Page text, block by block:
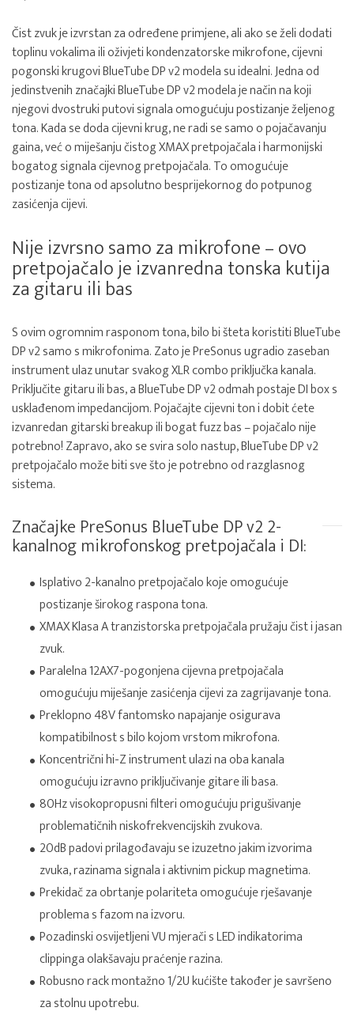
Čist zvuk je izvrstan za određene primjene, ali ako se želi dodati
toplinu vokalima ili oživjeti kondenzatorske mikrofone, cijevni
pogonski krugovi BlueTube DP v2 modela su idealni. Jedna od
jedinstvenih značajki BlueTube DP v2 modela je način na koji
njegovi dvostruki putovi signala omogućuju postizanje željenog
tona. Kada se doda cijevni krug, ne radi se samo o pojačavanju
gaina, već o miješanju čistog XMAX pretpojačala i harmonijski
bogatog signala cijevnog pretpojačala. To omogućuje
postizanje tona od apsolutno besprijekornog do potpunog
zasićenja cijevi.
Nije izvrsno samo za mikrofone – ovo
pretpojačalo je izvanredna tonska kutija
za gitaru ili bas
S ovim ogromnim rasponom tona, bilo bi šteta koristiti BlueTube
DP v2 samo s mikrofonima. Zato je PreSonus ugradio zaseban
instrument ulaz unutar svakog XLR combo priključka kanala.
Priključite gitaru ili bas, a BlueTube DP v2 odmah postaje DI box s
usklađenom impedancijom. Pojačajte cijevni ton i dobit ćete
izvanredan gitarski breakup ili bogat fuzz bas – pojačalo nije
potrebno! Zapravo, ako se svira solo nastup, BlueTube DP v2
pretpojačalo može biti sve što je potrebno od razglasnog
sistema.
Značajke PreSonus BlueTube DP v2 2-
kanalnog mikrofonskog pretpojačala i DI:
Isplativo 2-kanalno pretpojačalo koje omogućuje
postizanje širokog raspona tona.
XMAX Klasa A tranzistorska pretpojačala pružaju čist i jasan
zvuk.
Paralelna 12AX7-pogonjena cijevna pretpojačala
omogućuju miješanje zasićenja cijevi za zagrijavanje tona.
Preklopno 48V fantomsko napajanje osigurava
kompatibilnost s bilo kojom vrstom mikrofona.
Koncentrični hi-Z instrument ulazi na oba kanala
omogućuju izravno priključivanje gitare ili basa.
80Hz visokopropusni filteri omogućuju prigušivanje
problematičnih niskofrekvencijskih zvukova.
20dB padovi prilagođavaju se izuzetno jakim izvorima
zvuka, razinama signala i aktivnim pickup magnetima.
Prekidač za obrtanje polariteta omogućuje rješavanje
problema s fazom na izvoru.
Pozadinski osvijetljeni VU mjerači s LED indikatorima
clippinga olakšavaju praćenje razina.
Robusno rack montažno 1/2U kućište također je savršeno
za stolnu upotrebu.